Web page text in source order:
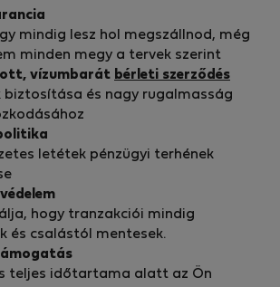
mindig lesz hol megszállnod, még
minden megy a tervek szerint
vízumbarát bérleti szerződés
biztosítása és nagy rugalmasság
letétek pénzügyi terhének
hogy tranzakciói mindig
és csalástól mentesek.
teljes időtartama alatt az Ön